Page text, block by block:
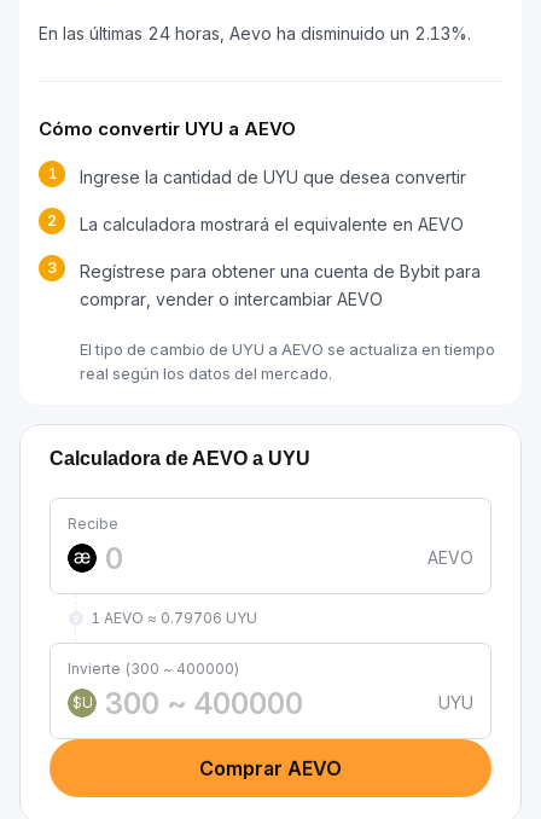
En las últimas 24 horas, Aevo ha disminuido un 2.13%.
Cómo convertir UYU a AEVO
1 Ingrese la cantidad de UYU que desea convertir
2 La calculadora mostrará el equivalente en AEVO
3
Regístrese para obtener una cuenta de Bybit para
comprar, vender o intercambiar AEVO
El tipo de cambio de UYU a AEVO se actualiza en tiempo
real según los datos del mercado.
Calculadora de AEVO a UYU
Recibe
AEVO
1 AEVO ≈ 0.79706 UYU
Invierte (300 ~ 400000)
$U
UYU
Comprar AEVO